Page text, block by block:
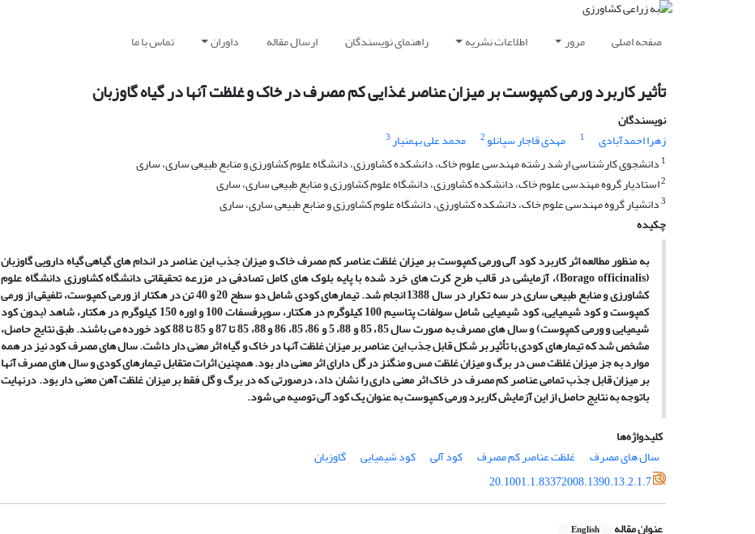
صفحه اصلی مرور اطلاعات نشریه راهنمای نویسندگان ارسال مقاله داوران تماس با ما
تأثیر کاربرد ورمی کمپوست بر میزان عناصر غذایی کم مصرف در خاک و غلظت آنها در گیاه گاوزبان
نویسندگان
زهرا احمدآبادی
1 مهدی قاجار سپانلو2 محمد علی بهمنیار3
1 دانشجوی کارشناسی ارشد رشته مهندسی علوم خاک، دانشکده کشاورزی، دانشگاه علوم کشاورزی و منابع طبیعی ساری، ساری
2استادیار گروه مهندسی علوم خاک، دانشکده کشاورزی، دانشگاه علوم کشاورزی و منابع طبیعی ساری، ساری
3دانشیار گروه مهندسی علوم خاک، دانشکده کشاورزی، دانشگاه علوم کشاورزی و منابع طبیعی ساری، ساری
چکیده
به منظور مطالعه اثر کاربرد کود آلی ورمی کمپوست بر میزان غلظت عناصر کم مصرف خاک و میزان جذب این عناصر در اندام های گیاهی گیاه دارویی گاوزبان
(Borago officinalis)، آزمایشی در قالب طرح کرت های خرد شده با پایه بلوک های کامل تصادفی در مزرعه تحقیقاتی دانشگاه کشاورزی دانشگاه علوم
کشاورزی و منابع طبیعی ساری در سه تکرار در سال 1388 انجام شد. تیمارهای کودی شامل دو سطح 20 و 40 تن در هکتار از ورمی کمپوست، تلفیقی از ورمی
کمپوست و کود شیمیایی، کود شیمیایی شامل سولفات پتاسیم 100 کیلوگرم در هکتار، سوپرفسفات 100 و اوره 150 کیلوگرم در هکتار، شاهد (بدون کود
شیمیایی و ورمی کمپوست) و سال های مصرف به صورت سال 85، 85 و 88، 5 و 86، 85، 86 و 88، 85 تا 87 و 85 تا 88 کود خورده می باشند. طبق نتایج حاصل،
مشخص شد که تیمارهای کودی با تأثیر بر شکل قابل جذب این عناصر بر میزان غلظت آنها در خاک و گیاه اثر معنی دار داشت. سال های مصرف کود نیز در همه
موارد به جز میزان غلظت مس در برگ و میزان غلظت مس و منگنز در گل دارای اثر معنی دار بود. همچنین اثرات متقابل تیمارهای کودی و سال های مصرف آنها
بر میزان قابل جذب تمامی عناصر کم مصرف در خاک اثر معنی داری را نشان داد، درصورتی که در برگ و گل فقط بر میزان غلظت آهن معنی دار بود. درنهایت
باتوجه به نتایج حاصل از این آزمایش کاربرد ورمی کمپوست به عنوان یک کود آلی توصیه می شود.
کلیدواژه‌ها
سال های مصرف
غلظت عناصر کم مصرف کود آلی کود شیمیایی
گاوزبان
20.1001.1.83372008.1390.13.2.1.7
عنوان مقاله English